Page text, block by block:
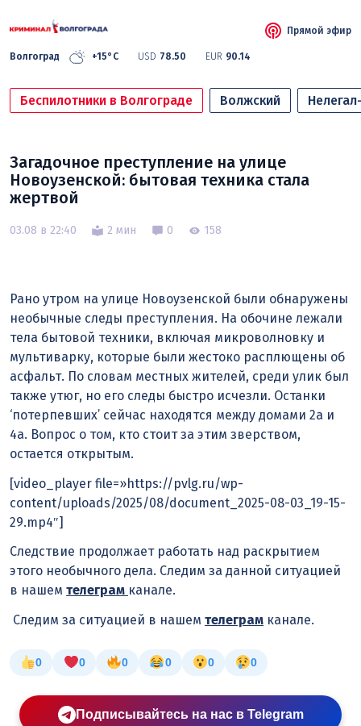
Волгоград +15°C USD 78.50 EUR 90.14
Прямой эфир
Беспилотники в Волгограде Волжский
Загадочное преступление на улице
Новоузенской: бытовая техника стала
жертвой
03.08 в 22:40 2 мин 0 158
Рано утром на улице Новоузенской были обнаружены
необычные следы преступления. На обочине лежали
тела бытовой техники, включая микроволновку и
мультиварку, которые были жестоко расплющены об
асфальт. По словам местных жителей, среди улик был
также утюг, но его следы быстро исчезли. Останки
‘потерпевших’ сейчас находятся между домами 2а и
4а. Вопрос о том, кто стоит за этим зверством,
остается открытым.
[video_player file=»https://pvlg.ru/wp-
content/uploads/2025/08/document_2025-08-03_19-15-
29.mp4″]
Следствие продолжает работать над раскрытием
этого необычного дела. Следим за данной ситуацией
в нашем телеграм канале.
Следим за ситуацией в нашем телеграм канале.
0 0 0 0 0 0
Подписывайтесь на нас в Telegram